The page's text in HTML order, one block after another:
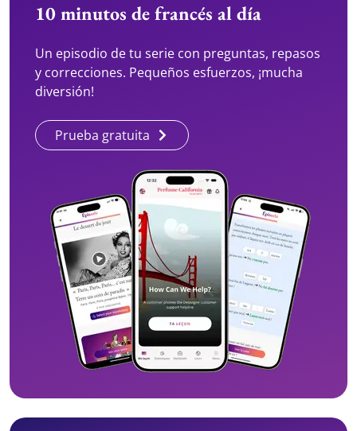
10 minutos de francés al día
Un episodio de tu serie con preguntas, repasos
y correcciones. Pequeños esfuerzos, ¡mucha
diversión!
Prueba gratuita